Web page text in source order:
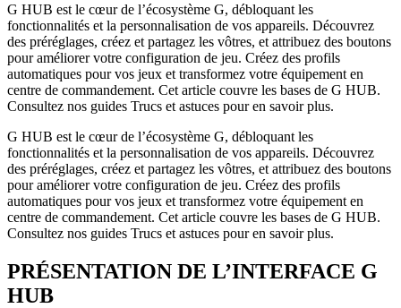
G HUB est le cœur de l’écosystème G, débloquant les
fonctionnalités et la personnalisation de vos appareils. Découvrez
des préréglages, créez et partagez les vôtres, et attribuez des boutons
pour améliorer votre configuration de jeu. Créez des profils
automatiques pour vos jeux et transformez votre équipement en
centre de commandement. Cet article couvre les bases de G HUB.
Consultez nos guides Trucs et astuces pour en savoir plus.
G HUB est le cœur de l’écosystème G, débloquant les
fonctionnalités et la personnalisation de vos appareils. Découvrez
des préréglages, créez et partagez les vôtres, et attribuez des boutons
pour améliorer votre configuration de jeu. Créez des profils
automatiques pour vos jeux et transformez votre équipement en
centre de commandement. Cet article couvre les bases de G HUB.
Consultez nos guides Trucs et astuces pour en savoir plus.
PRÉSENTATION DE L’INTERFACE G
HUB